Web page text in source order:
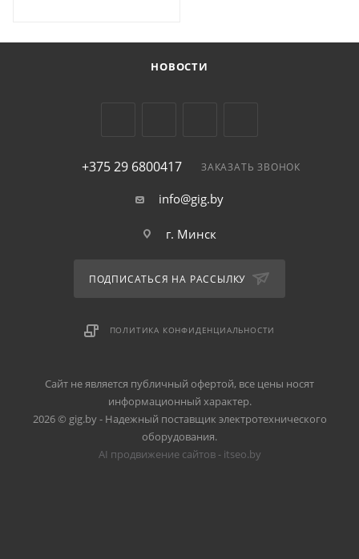
НОВОСТИ
+375 29 6800417 ЗАКАЗАТЬ ЗВОНОК
info@gig.by
г. Минск
ПОДПИСАТЬСЯ НА РАССЫЛКУ
ПОЛИТИКА КОНФИДЕНЦИАЛЬНОСТИ
Сайт не является публичный офертой, все цены носят
информационный характер.
2026 © gig.by - Надежный поставщик электротехнического
оборудования.
AI продвижение сайтов - itseo.by